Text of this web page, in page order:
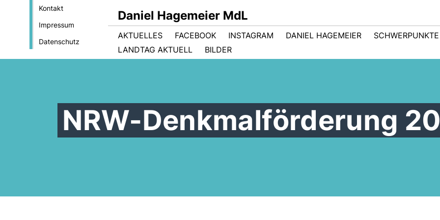
Kontakt
Impressum
Datenschutz
Daniel Hagemeier MdL
AKTUELLES FACEBOOK INSTAGRAM DANIEL HAGEMEIER
SCHWERPUNKTE
LANDTAG AKTUELL
BILDER
NRW-Denkmalförderung